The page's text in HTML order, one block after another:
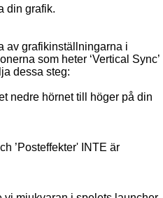
din grafik.
av grafikinställningarna i
som heter ‘Vertical Sync’
dessa steg:
nedre hörnet till höger på din
’Posteffekter' INTE är